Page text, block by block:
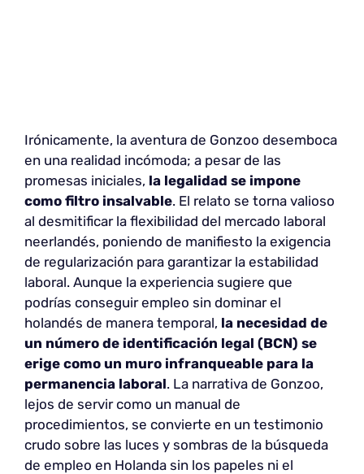
Irónicamente, la aventura de Gonzoo desemboca
en una realidad incómoda; a pesar de las
promesas iniciales, la legalidad se impone
como filtro insalvable. El relato se torna valioso
al desmitificar la flexibilidad del mercado laboral
neerlandés, poniendo de manifiesto la exigencia
de regularización para garantizar la estabilidad
laboral. Aunque la experiencia sugiere que
podrías conseguir empleo sin dominar el
holandés de manera temporal, la necesidad de
un número de identificación legal (BCN) se
erige como un muro infranqueable para la
permanencia laboral. La narrativa de Gonzoo,
lejos de servir como un manual de
procedimientos, se convierte en un testimonio
crudo sobre las luces y sombras de la búsqueda
de empleo en Holanda sin los papeles ni el